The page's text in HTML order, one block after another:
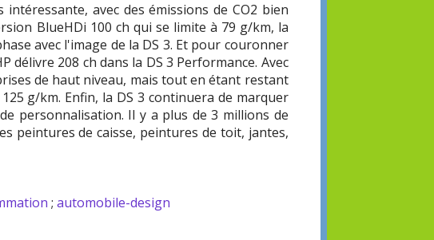
avec des émissions de CO2 bien
BlueHDi 100 ch qui se limite à 79 g/km, la
avec l'image de la DS 3. Et pour couronner
délivre 208 ch dans la DS 3 Performance. Avec
de haut niveau, mais tout en étant restant
g/km. Enfin, la DS 3 continuera de marquer
personnalisation. Il y a plus de 3 millions de
peintures de caisse, peintures de toit, jantes,
;automobile-design